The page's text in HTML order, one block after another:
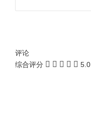
评论
综合评分
5.0